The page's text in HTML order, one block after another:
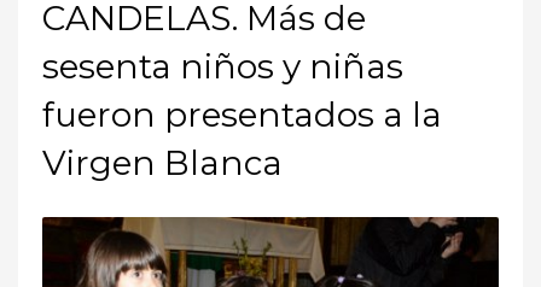
CANDELAS. Más de
sesenta niños y niñas
fueron presentados a la
Virgen Blanca